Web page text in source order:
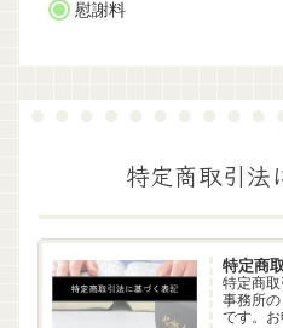
慰謝料
特定商取引法
特定商
特定商
事務所の
です。